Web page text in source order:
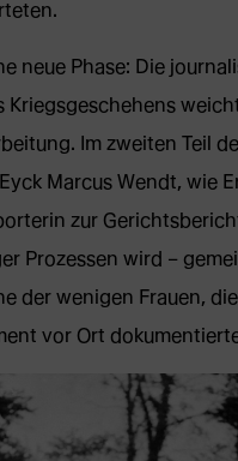
neue Phase: Die
Kriegsgeschehens
Im zweiten Teil
Marcus Wendt, wie
zur
Prozessen wird –
der wenigen Frauen,
vor Ort